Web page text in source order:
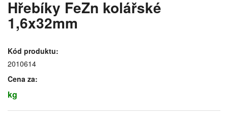
Hřebíky FeZn kolářské
1,6x32mm
Kód produktu:
2010614
Cena za:
kg